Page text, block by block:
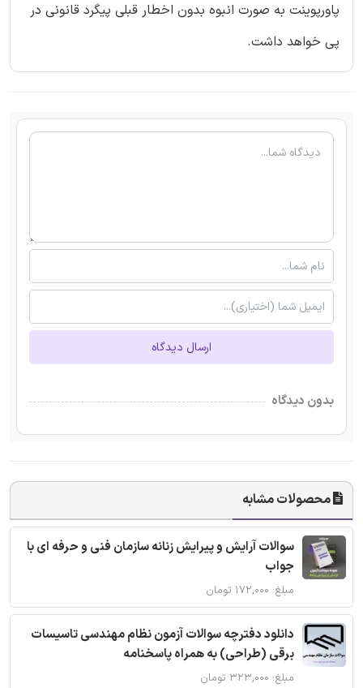
پاورپوینت به صورت انبوه بدون اخطار قبلی پیگرد قانونی در
پی خواهد داشت.
ارسال دیدگاه
بدون دیدگاه
محصولات مشابه
سوالات آرایش و پیرایش زنانه سازمان فنی و حرفه ای با
جواب
مبلغ: ۱۷۲,۰۰۰ تومان
دانلود دفترچه سوالات آزمون نظام مهندسی تاسیسات
برقی (طراحی) به همراه پاسخنامه
مبلغ: ۳۲۳,۰۰۰ تومان